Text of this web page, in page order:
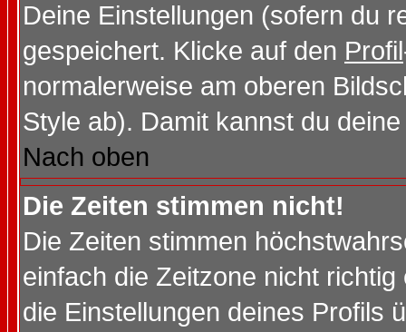
Deine Einstellungen (sofern du
gespeichert. Klicke auf den Profil
normalerweise am oberen
Style ab). Damit kannst du
Nach oben
Die Zeiten stimmen nicht!
Die Zeiten stimmen
einfach die Zeitzone nicht
die Einstellungen deines Profils